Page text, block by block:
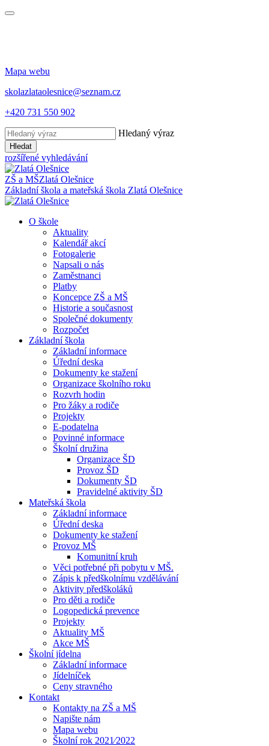
Mapa webu
skolazlataolesnice@seznam.cz
+420 731 550 902
Hledaný výraz
Hledat
rozšířené vyhledávání
ZŠ a MŠZlatá Olešnice
Základní škola a mateřská škola Zlatá Olešnice
O škole
Aktuality
Kalendář akcí
Fotogalerie
Napsali o nás
Zaměstnanci
Platby
Koncepce ZŠ a MŠ
Historie a současnost
Společné dokumenty
Rozpočet
Základní škola
Základní informace
Úřední deska
Dokumenty ke stažení
Organizace školního roku
Rozvrh hodin
Pro žáky a rodiče
Projekty
E-podatelna
Povinné informace
Školní družina
Organizace ŠD
Provoz ŠD
Dokumenty ŠD
Pravidelné aktivity ŠD
Mateřská škola
Základní informace
Úřední deska
Dokumenty ke stažení
Provoz MŠ
Komunitní kruh
Věci potřebné při pobytu v MŠ.
Zápis k předškolnímu vzdělávání
Aktivity předškoláků
Pro děti a rodiče
Logopedická prevence
Projekty
Aktuality MŠ
Akce MŠ
Školní jídelna
Základní informace
Jídelníček
Ceny stravného
Kontakt
Kontakty na ZŠ a MŠ
Napište nám
Mapa webu
Školní rok 2021⁄2022